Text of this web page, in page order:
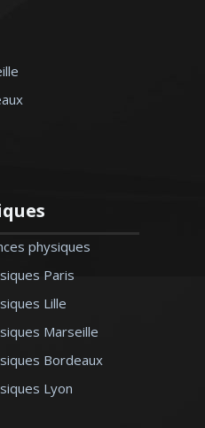
physiques
Paris
Lille
Marseille
Bordeaux
Lyon